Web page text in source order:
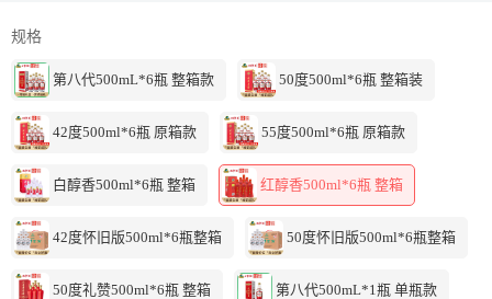
规格
第八代500mL*6瓶 整箱款 50度500ml*6瓶 整箱装
42度500ml*6瓶 原箱款 55度500ml*6瓶 原箱款
白醇香500ml*6瓶 整箱 红醇香500ml*6瓶 整箱
42度怀旧版500ml*6瓶整箱 50度怀旧版500ml*6瓶整箱
50度礼赞500ml*6瓶 整箱 第八代500mL*1瓶 单瓶款